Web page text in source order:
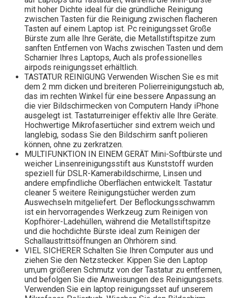
mit hoher Dichte ideal für die gründliche Reinigung
zwischen Tasten für die Reinigung zwischen flacheren
Tasten auf einem Laptop ist. Pc reinigungsset Große
Bürste zum alle Ihre Geräte, die Metallstiftspitze zum
sanften Entfernen von Wachs zwischen Tasten und dem
Scharnier Ihres Laptops, Auch als professionelles
airpods reinigungsset erhältlich.
TASTATUR REINIGUNG Verwenden Wischen Sie es mit
dem 2 mm dicken und breiteren Polierreinigungstuch ab,
das im rechten Winkel für eine bessere Anpassung an
die vier Bildschirmecken von Computern Handy iPhone
ausgelegt ist. Tastaturreiniger effektiv alle Ihre Geräte.
Hochwertige Mikrofasertücher sind extrem weich und
langlebig, sodass Sie den Bildschirm sanft polieren
können, ohne zu zerkratzen.
MULTIFUNKTION IN EINEM GERÄT Mini-Softbürste und
weicher Linsenreinigungsstift aus Kunststoff wurden
speziell für DSLR-Kamerabildschirme, Linsen und
andere empfindliche Oberflächen entwickelt. Tastatur
cleaner 5 weitere Reinigungstücher werden zum
Auswechseln mitgeliefert. Der Beflockungsschwamm
ist ein hervorragendes Werkzeug zum Reinigen von
Kopfhörer-Ladehüllen, während die Metallstiftspitze
und die hochdichte Bürste ideal zum Reinigen der
Schallaustrittsöffnungen an Ohrhörern sind.
VIEL SICHERER Schalten Sie Ihren Computer aus und
ziehen Sie den Netzstecker. Kippen Sie den Laptop
um,um größeren Schmutz von der Tastatur zu entfernen,
und befolgen Sie die Anweisungen des Reinigungssets.
Verwenden Sie ein laptop reinigungsset auf unserem